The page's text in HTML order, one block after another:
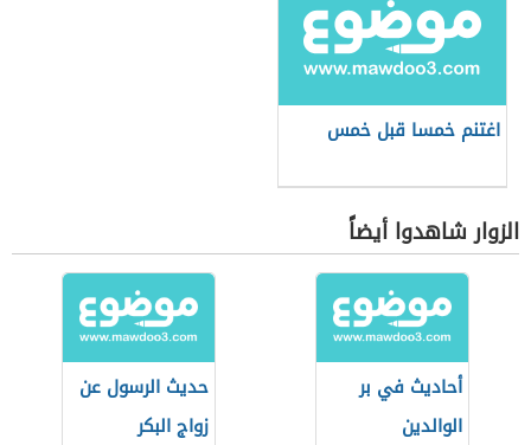
اغتنم خمسا قبل خمس
الزوار شاهدوا أيضاً
أحاديث في بر
الوالدين
حديث الرسول عن
زواج البكر